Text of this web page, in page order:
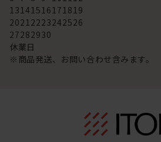
13 14 15 16 17 18 19
2021 2223242526
27282930
休業日
※商品発送、お問い合わせ含みます。